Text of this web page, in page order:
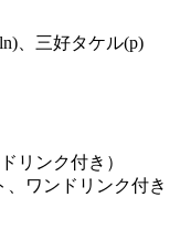
、三好タケル(p)
リンク付き）
、ワンドリンク付き